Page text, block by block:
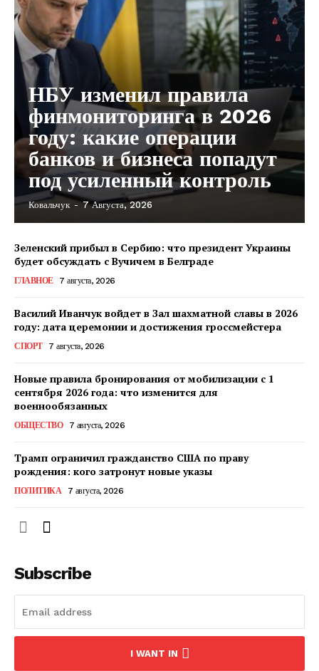
КавПолит
О нас
Политика конфиденциальности
Подписка
Мой аккаунт
НБУ изменил правила
финмониторинга в 2026
году: какие операции
банков и бизнеса попадут
под усиленный контроль
Ковальчук - 7 Августа, 2026
Зеленский прибыл в Сербию: что президент Украины
будет обсуждать с Вучичем в Белграде
ГЛАВНОЕ 7 августа, 2026
Василий Иванчук войдет в Зал шахматной славы в 2026
году: дата церемонии и достижения гроссмейстера
СПОРТ 7 августа, 2026
Новые правила бронирования от мобилизации с 1
сентября 2026 года: что изменится для
военнообязанных
ОБЩЕСТВО 7 августа, 2026
Трамп ограничил гражданство США по праву
рождения: кого затронут новые указы
ПОЛИТИКА 7 августа, 2026
Subscribe
I WANT IN